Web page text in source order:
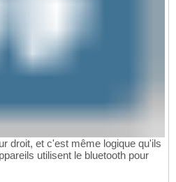
droit, et c'est même logique qu'ils
utilisent le bluetooth pour